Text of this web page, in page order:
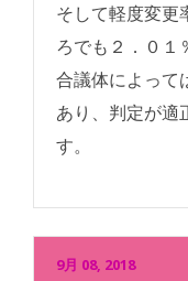
そして軽度変更
ろでも２．０１
合議体によって
あり、判定が適
す。
9月 08, 2018